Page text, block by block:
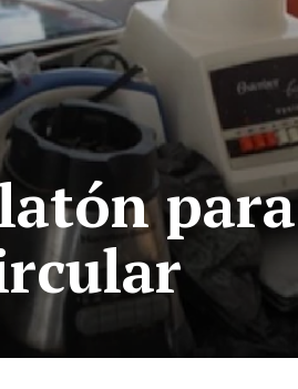
para